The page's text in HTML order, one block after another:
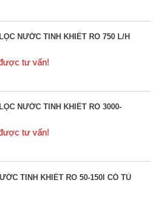
NƯỚC TINH KHIẾT RO 750 L/H
tư vấn!
NƯỚC TINH KHIẾT RO 3000-
tư vấn!
TINH KHIẾT RO 50-150l CÓ TỦ